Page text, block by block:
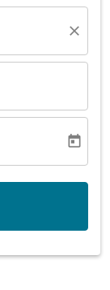
close
today